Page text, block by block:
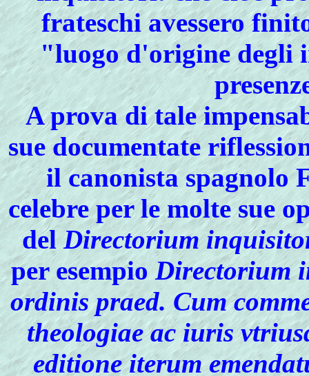
frateschiavessero
"luogo d'origine degli
A prova di tale
sue documentate
il canonista spagnolo
celebre per le molte sue
delDirectorium
per esempioDirectorium
ordinis praed. Cum
theologiae ac iuris
editione iterum